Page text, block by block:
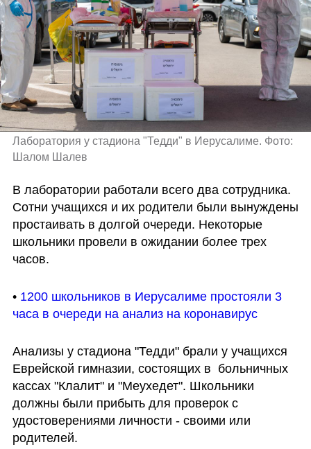
Лаборатория у стадиона "Тедди" в Иерусалиме. Фото:
Шалом Шалев
В лаборатории работали всего два сотрудника.
Сотни учащихся и их родители были вынуждены
простаивать в долгой очереди. Некоторые
школьники провели в ожидании более трех
часов.
• 1200 школьников в Иерусалиме простояли 3
часа в очереди на анализ на коронавирус
Анализы у стадиона "Тедди" брали у учащихся
Еврейской гимназии, состоящих в  больничных
кассах "Клалит" и "Меухедет". Школьники
должны были прибыть для проверок с
удостоверениями личности - своими или
родителей.